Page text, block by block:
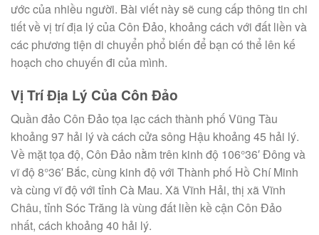
ước của nhiều người. Bài viết này sẽ cung cấp thông tin chi
tiết về vị trí địa lý của Côn Đảo, khoảng cách với đất liền và
các phương tiện di chuyển phổ biến để bạn có thể lên kế
hoạch cho chuyến đi của mình.
Vị Trí Địa Lý Của Côn Đảo
Quần đảo Côn Đảo tọa lạc cách thành phố Vũng Tàu
khoảng 97 hải lý và cách cửa sông Hậu khoảng 45 hải lý.
Về mặt tọa độ, Côn Đảo nằm trên kinh độ 106°36′ Đông và
vĩ độ 8°36′ Bắc, cùng kinh độ với Thành phố Hồ Chí Minh
và cùng vĩ độ với tỉnh Cà Mau. Xã Vĩnh Hải, thị xã Vĩnh
Châu, tỉnh Sóc Trăng là vùng đất liền kề cận Côn Đảo
nhất, cách khoảng 40 hải lý.